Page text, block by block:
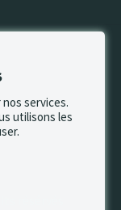
services.
utilisons les
résérvés